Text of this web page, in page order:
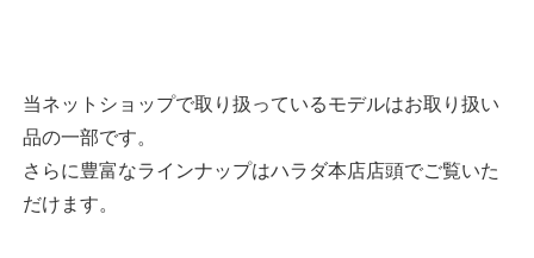
当ネットショップで取り扱っているモデルはお取り扱い
品の一部です。
さらに豊富なラインナップはハラダ本店店頭でご覧いた
だけます。